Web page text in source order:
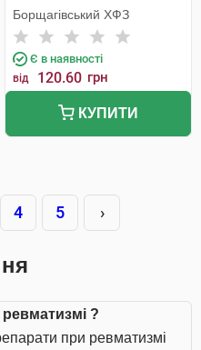
Борщагівський ХФЗ
Є в наявності
від 120.60 грн
КУПИТИ
4 5 ›
?
при ревматизмі